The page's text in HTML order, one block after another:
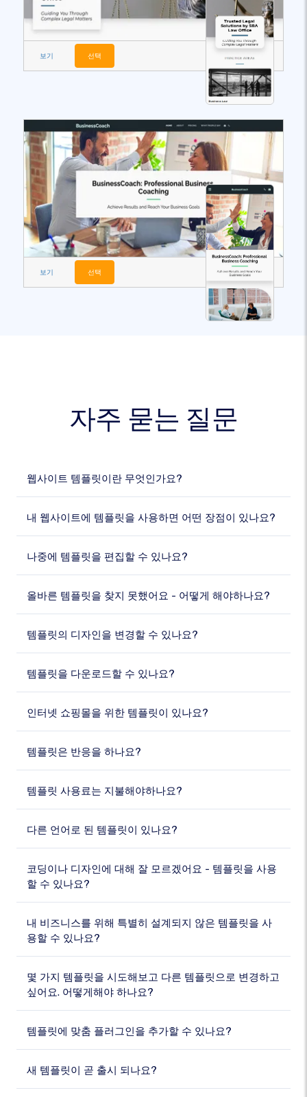
보기 선택
보기 선택
자주 묻는 질문
웹사이트 템플릿이란 무엇인가요?
내 웹사이트에 템플릿을 사용하면 어떤 장점이 있나요?
나중에 템플릿을 편집할 수 있나요?
올바른 템플릿을 찾지 못했어요 - 어떻게 해야하나요?
템플릿의 디자인을 변경할 수 있나요?
템플릿을 다운로드할 수 있나요?
인터넷 쇼핑몰을 위한 템플릿이 있나요?
템플릿은 반응을 하나요?
템플릿 사용료는 지불해야하나요?
다른 언어로 된 템플릿이 있나요?
코딩이나 디자인에 대해 잘 모르겠어요 - 템플릿을 사용
할 수 있나요?
내 비즈니스를 위해 특별히 설계되지 않은 템플릿을 사
용할 수 있나요?
몇 가지 템플릿을 시도해보고 다른 템플릿으로 변경하고
싶어요. 어떻게해야 하나요?
템플릿에 맞춤 플러그인을 추가할 수 있나요?
새 템플릿이 곧 출시 되나요?